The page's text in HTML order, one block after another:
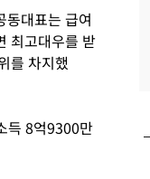
대표는 급여
최고대우를 받
를 차지했
득 8억9300만